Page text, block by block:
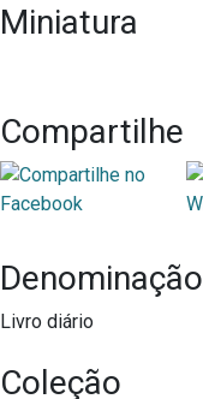
Miniatura
Compartilhe
Denominação
Livro diário
Coleção